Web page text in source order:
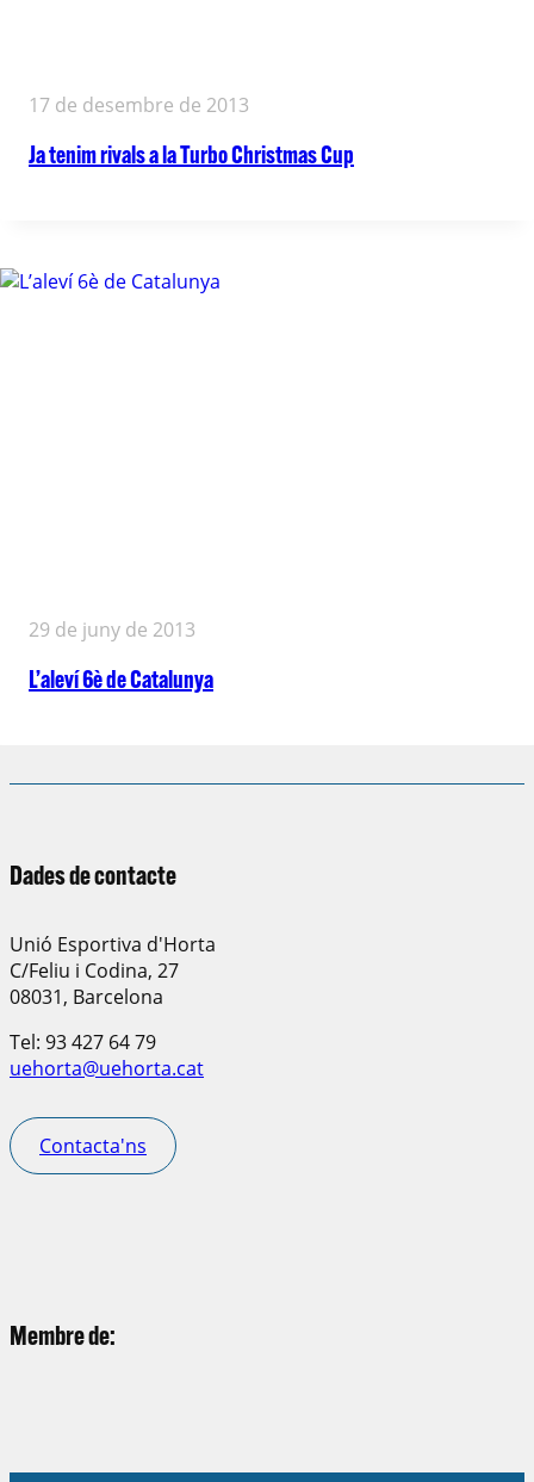
17 de desembre de 2013
Ja tenim rivals a la Turbo Christmas Cup
29 de juny de 2013
L’aleví 6è de Catalunya
Dades de contacte
Unió Esportiva d'Horta
C/Feliu i Codina, 27
08031, Barcelona
Tel: 93 427 64 79
uehorta@uehorta.cat
Contacta'ns
Membre de: